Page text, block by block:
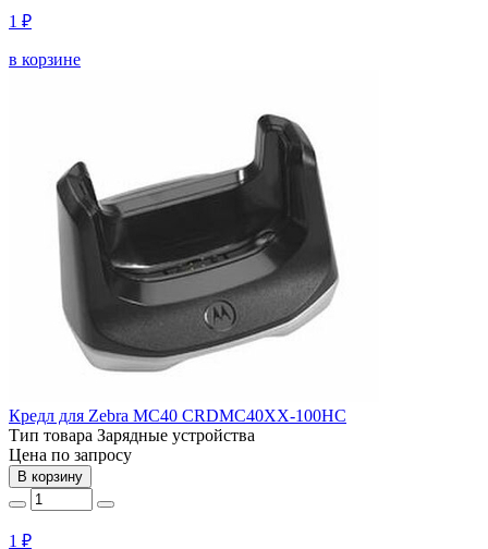
1 ₽
в корзине
Кредл для Zebra MC40 CRDMC40XX-100HC
Тип товара Зарядные устройства
Цена по запросу
В корзину
1 ₽